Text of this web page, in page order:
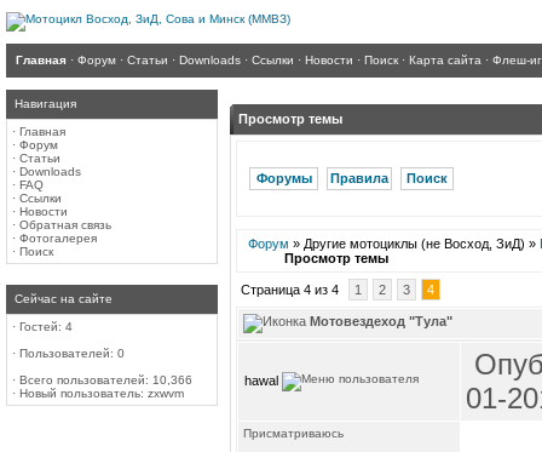
Главная · Форум · Статьи · Downloads · Ссылки · Новости · Поиск · Карта сайта · Флеш-
Навигация
· Главная
· Форум
· Статьи
· Downloads
· FAQ
· Ссылки
· Новости
· Обратная связь
· Фотогалерея
· Поиск
Сейчас на сайте
· Гостей: 4
· Пользователей: 0
· Всего пользователей: 10,366
· Новый пользователь: zxwvm
Просмотр темы
Форумы Правила Поиск
Форум » Другие мотоциклы (не Восход, ЗиД) »
Просмотр темы
Страница 4 из 4 1 2 3 4
Мотовездеход "Тула"
hawal
01-
Присматриваюсь